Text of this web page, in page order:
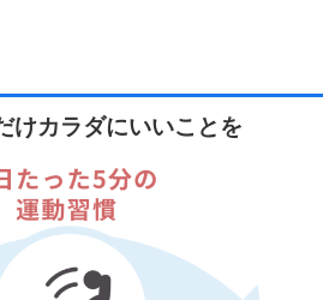
けカラダにいいことを